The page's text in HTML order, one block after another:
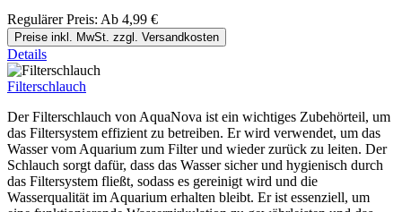
Regulärer Preis: Ab 4,99 €
Preise inkl. MwSt. zzgl. Versandkosten
Details
Filterschlauch
Der Filterschlauch von AquaNova ist ein wichtiges Zubehörteil, um
das Filtersystem effizient zu betreiben. Er wird verwendet, um das
Wasser vom Aquarium zum Filter und wieder zurück zu leiten. Der
Schlauch sorgt dafür, dass das Wasser sicher und hygienisch durch
das Filtersystem fließt, sodass es gereinigt wird und die
Wasserqualität im Aquarium erhalten bleibt. Er ist essenziell, um